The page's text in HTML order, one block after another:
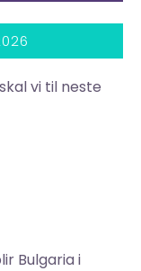
vi til neste
Bulgaria i